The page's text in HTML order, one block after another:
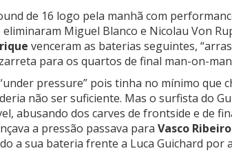
de 16 logo pela manhã com
eliminaram Miguel Blanco e Nicolau Von
venceram as baterias seguintes,
para os quartos de final man-on-
pressure” pois tinha no mínimo que
não ser suficiente. Mas o surfista do
abusando dos carves de frontside e de
a pressão passava para Vasco Ribeiro
a sua bateria frente a Luca Guichard por